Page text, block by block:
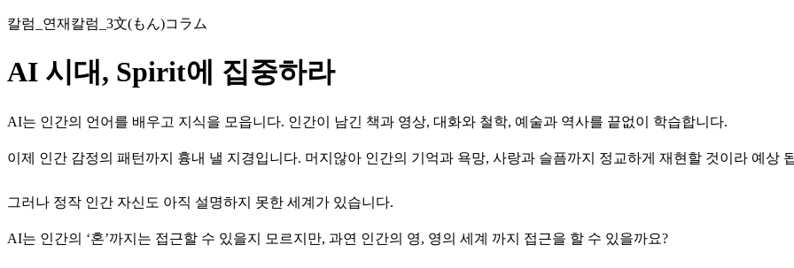
칼럼_연재칼럼_3文(もん)コラム
AI 시대, Spirit에 집중하라
AI는 인간의 언어를 배우고 지식을 모읍니다. 인간이 남긴 책과 영상, 대화와 철학, 예술과 역사를 끝없이 학습합니다.
이제 인간 감정의 패턴까지 흉내 낼 지경입니다. 머지않아 인간의 기억과 욕망, 사랑과 슬픔까지 정교하게 재현할 것이라 예상
그러나 정작 인간 자신도 아직 설명하지 못한 세계가 있습니다.
AI는 인간의 ‘혼’까지는 접근할 수 있을지 모르지만, 과연 인간의 영, 영의 세계 까지 접근을 할 수 있을까요?